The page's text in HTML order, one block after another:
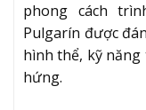
phong cách
Pulgarín được
hình thể, kỹ
hứng.